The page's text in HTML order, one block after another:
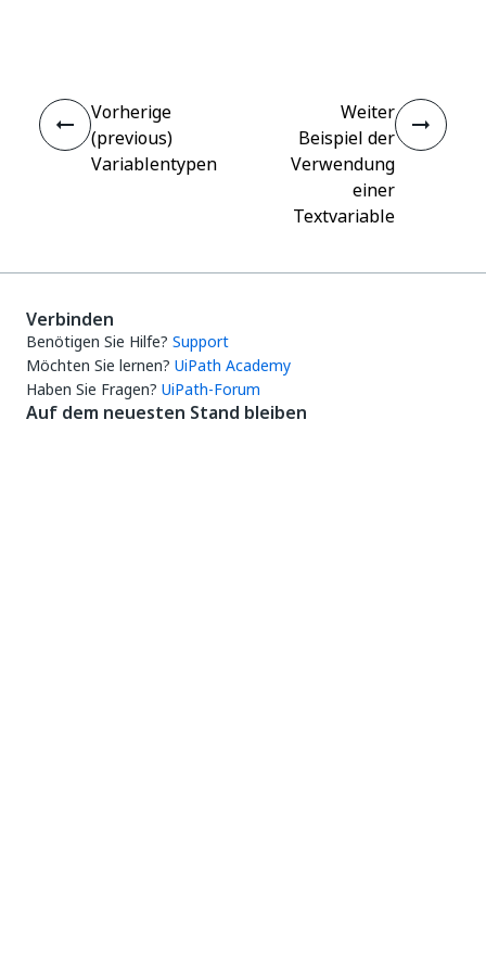
Vorherige
(previous)
Variablentypen
Weiter
Beispiel der
Verwendung
einer
Textvariable
Verbinden
Benötigen Sie Hilfe? Support
Möchten Sie lernen? UiPath Academy
Haben Sie Fragen? UiPath-Forum
Auf dem neuesten Stand bleiben